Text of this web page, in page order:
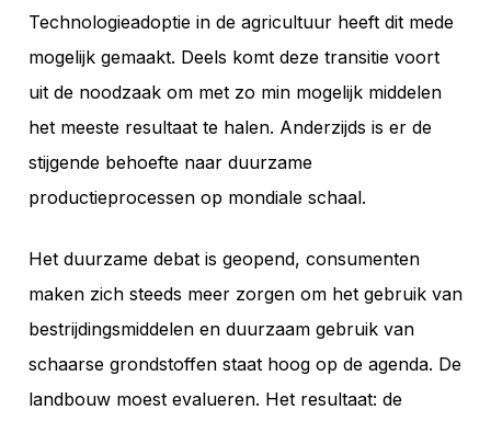
Technologieadoptie in de agricultuur heeft dit mede
mogelijk gemaakt. Deels komt deze transitie voort
uit de noodzaak om met zo min mogelijk middelen
het meeste resultaat te halen. Anderzijds is er de
stijgende behoefte naar duurzame
productieprocessen op mondiale schaal.
Het duurzame debat is geopend, consumenten
maken zich steeds meer zorgen om het gebruik van
bestrijdingsmiddelen en duurzaam gebruik van
schaarse grondstoffen staat hoog op de agenda. De
landbouw moest evalueren. Het resultaat: de